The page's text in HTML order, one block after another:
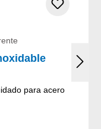
para acero